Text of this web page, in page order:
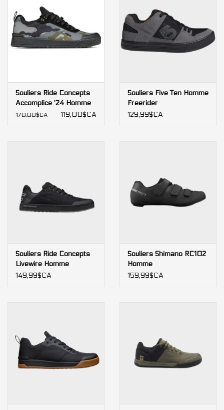
Souliers Ride Concepts
Accomplice '24 Homme
170,00$CA 119,00$CA
Souliers Five Ten Homme
Freerider
129,99$CA
Souliers Ride Concepts
Livewire Homme
149,99$CA
Souliers Shimano RC102
Homme
159,99$CA